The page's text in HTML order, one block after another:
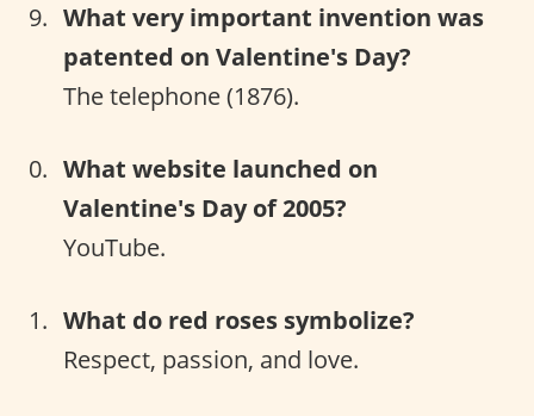
What very important invention was
patented on Valentine's Day?
The telephone (1876).
What website launched on
Valentine's Day of 2005?
YouTube.
What do red roses symbolize?
Respect, passion, and love.